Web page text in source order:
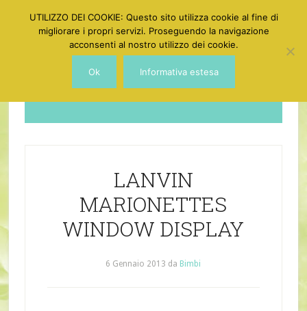
Dotgirl
LANVIN
MARIONETTES
WINDOW DISPLAY
6 Gennaio 2013 da Bimbi
UTILIZZO DEI COOKIE: Questo sito utilizza cookie al fine di
migliorare i propri servizi. Proseguendo la navigazione
acconsenti al nostro utilizzo dei cookie.
Ok Informativa estesa